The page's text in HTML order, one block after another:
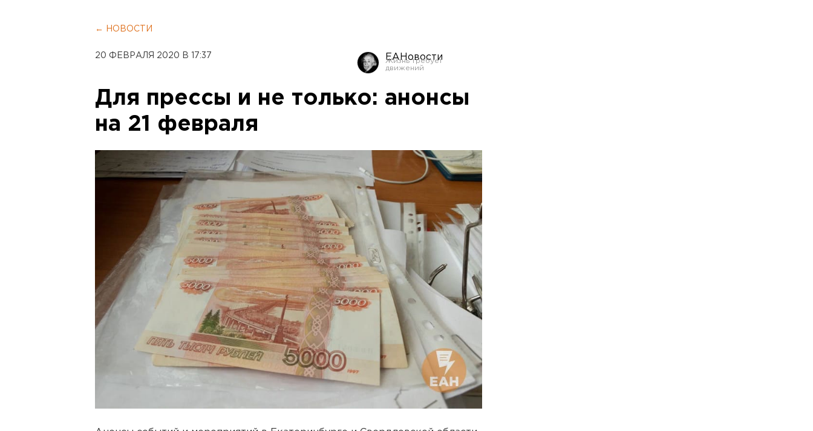
← НОВОСТИ
20 ФЕВРАЛЯ 2020 В 17:37 ЕАНовости
Для прессы и не только: анонсы
на 21 февраля